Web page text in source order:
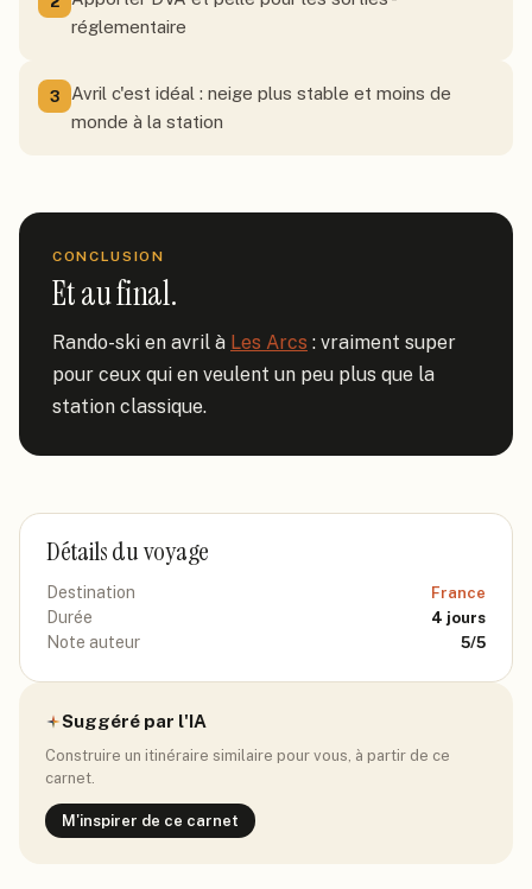
réglementaire
3
Avril c'est idéal : neige plus stable et moins de
monde à la station
CONCLUSION
Et au final.
Rando-ski en avril à Les Arcs : vraiment super
pour ceux qui en veulent un peu plus que la
station classique.
Détails du voyage
Destination France
Durée 4 jours
Note auteur 5/5
Suggéré par l'IA
Construire un itinéraire similaire pour vous, à partir de ce
carnet.
M'inspirer de ce carnet